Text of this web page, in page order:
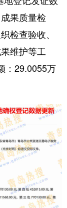
果质量检
检查验收、
维护等工
：29.0055万